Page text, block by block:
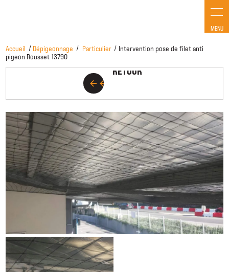
Accueil Dépigeonnage Particulier
Intervention pose de filet anti
pigeon Rousset 13790
arrow_back arrow_back
RETOUR